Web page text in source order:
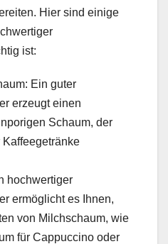
Hier sind einige
ist:
Ein guter
erzeugt einen
Schaum, der
hochwertiger
ermöglicht es Ihnen,
von Milchschaum, wie
für Cappuccino oder